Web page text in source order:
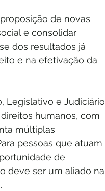
de novas
e consolidar
dos resultados já
e na efetivação da
Legislativo e Judiciário
humanos, com
múltiplas
pessoas que atuam
de
deve ser um aliado na